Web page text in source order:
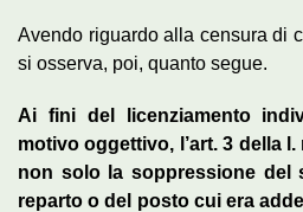
Avendo riguardo alla censura di
si osserva, poi, quanto segue.
Ai fini del licenziamento
motivo oggettivo, l’art. 3 della
non solo la soppressione del
reparto o del posto cui era